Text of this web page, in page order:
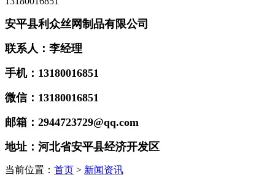
安平县利众丝网制品有限公司
联系人：李经理
手机：13180016851
微信：13180016851
邮箱：2944723729@qq.com
地址：河北省安平县经济开发区
当前位置： 首页 > 新闻资讯